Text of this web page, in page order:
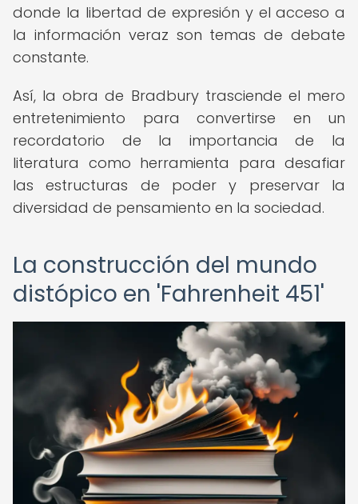
donde la libertad de expresión y el acceso a
la información veraz son temas de debate
constante.
Así, la obra de Bradbury trasciende el mero
entretenimiento para convertirse en un
recordatorio de la importancia de la
literatura como herramienta para desafiar
las estructuras de poder y preservar la
diversidad de pensamiento en la sociedad.
La construcción del mundo
distópico en 'Fahrenheit 451'